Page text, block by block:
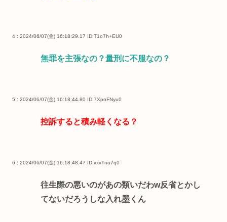
4 : 2024/06/07(金) 16:18:29.17 ID:T1o7h+EU0
無罪を主張なの？量刑に不服なの？
5 : 2024/06/07(金) 16:18:44.80 ID:7XpnFNyu0
控訴すると積み軽くなる？
6 : 2024/06/07(金) 16:18:48.47 ID:vxxTno7q0
往生際の悪いのがあの類いだわw反省とかし
てないだろうしな入れ墨くん